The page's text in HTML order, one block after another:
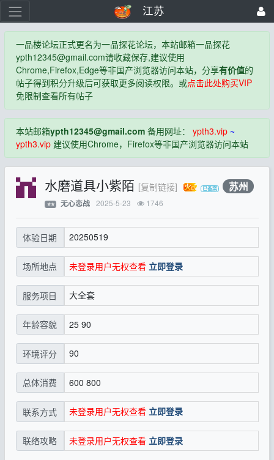
江苏
一品楼论坛正式更名为一品探花论坛，本站邮箱一品探花
ypth12345@gmail.com请收藏保存,建议使用
Chrome,Firefox,Edge等非国产浏览器访问本站，分享有价值的
帖子得到积分升级后可获取更多阅读权限。或点击此处购买VIP
免限制查看所有帖子
本站邮箱ypth12345@gmail.com备用网址： ypth3.vip~
ypth3.vip建议使用Chrome，Firefox等非国产浏览器访问本站
水磨道具小紫陌 [复制链接] 苏州
⭐⭐ 无心恋战 2025-5-23 1746
体验日期 20250519
场所地点 未登录用户无权查看 立即登录
服务项目 大全套
年龄容貌 25 90
环境评分 90
总体消费 600 800
联系方式 未登录用户无权查看 立即登录
联络攻略 未登录用户无权查看 立即登录